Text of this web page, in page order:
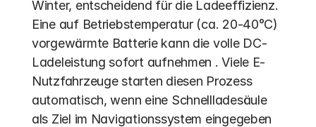
Winter, entscheidend für die Ladeeffizienz.
Eine auf Betriebstemperatur (ca. 20-40°C)
vorgewärmte Batterie kann die volle DC-
Ladeleistung sofort aufnehmen . Viele E-
Nutzfahrzeuge starten diesen Prozess
automatisch, wenn eine Schnellladesäule
als Ziel im Navigationssystem eingegeben